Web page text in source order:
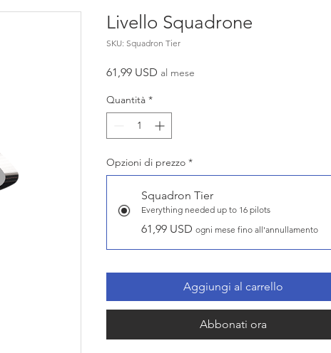
Livello Squadrone
SKU: Squadron Tier
61,99 USD Prezzo
al mese
Quantità *
Opzioni di prezzo *
Squadron Tier
Everything needed up to 16 pilots
61,99 USD ogni mese fino all'annullamento
Aggiungi al carrello
Abbonati ora